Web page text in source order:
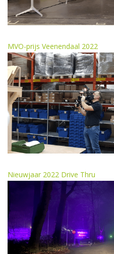
MVO-prijs Veenendaal 2022
Nieuwjaar 2022 Drive Thru